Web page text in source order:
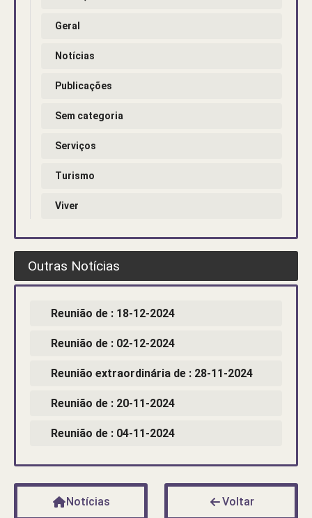
Geral
Notícias
Publicações
Sem categoria
Serviços
Turismo
Viver
Outras Notícias
Reunião de : 18-12-2024
Reunião de : 02-12-2024
Reunião extraordinária de : 28-11-2024
Reunião de : 20-11-2024
Reunião de : 04-11-2024
Notícias Voltar